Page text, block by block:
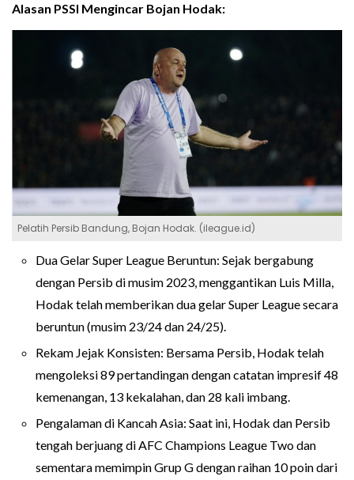
Alasan PSSI Mengincar Bojan Hodak:
Pelatih Persib Bandung, Bojan Hodak. (ileague.id)
Dua Gelar Super League Beruntun: Sejak bergabung
dengan Persib di musim 2023, menggantikan Luis Milla,
Hodak telah memberikan dua gelar Super League secara
beruntun (musim 23/24 dan 24/25).
Rekam Jejak Konsisten: Bersama Persib, Hodak telah
mengoleksi 89 pertandingan dengan catatan impresif 48
kemenangan, 13 kekalahan, dan 28 kali imbang.
Pengalaman di Kancah Asia: Saat ini, Hodak dan Persib
tengah berjuang di AFC Champions League Two dan
sementara memimpin Grup G dengan raihan 10 poin dari